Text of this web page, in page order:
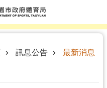
訊息公告 最新消息